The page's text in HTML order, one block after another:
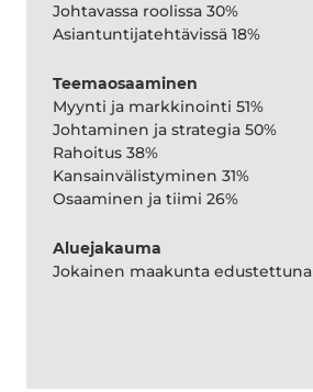
Johtavassa roolissa 30%
Asiantuntijatehtävissä 18%
Teemaosaaminen
Myynti ja markkinointi 51%
Johtaminen ja strategia 50%
Rahoitus 38%
Kansainvälistyminen 31%
Osaaminen ja tiimi 26%
Aluejakauma
Jokainen maakunta edustettuna